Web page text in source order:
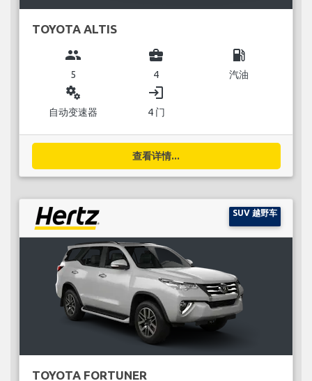
TOYOTA ALTIS
group
5
business_center
4
local_gas_station
汽油
miscellaneous_services
自动变速器
login
4 门
查看详情...
SUV 越野车
TOYOTA FORTUNER